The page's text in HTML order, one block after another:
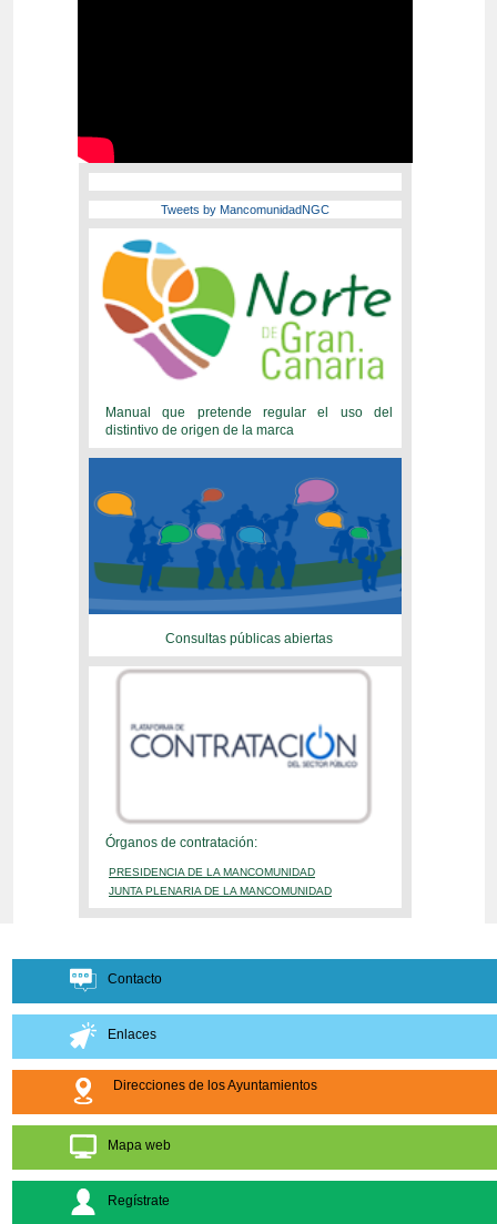
Tweets by MancomunidadNGC
Manual que pretende regular el uso del
distintivo de origen de la marca
Consultas públicas abiertas
Órganos de contratación:
PRESIDENCIA DE LA MANCOMUNIDAD
JUNTA PLENARIA DE LA MANCOMUNIDAD
Contacto
Enlaces
Direcciones de los Ayuntamientos
Mapa web
Regístrate